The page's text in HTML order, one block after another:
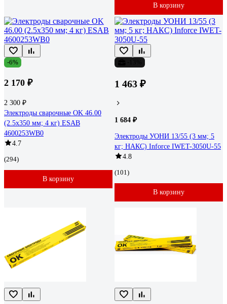
В корзину
-6%
2 170 ₽
2 300 ₽
Электроды сварочные OK 46.00
(2.5х350 мм; 4 кг) ESAB
4600253WB0
4.7
(294)
В корзину
1 463 ₽
1 684 ₽
Электроды УОНИ 13/55 (3 мм; 5
кг; НАКС) Inforce IWET-3050U-55
4.8
(101)
В корзину